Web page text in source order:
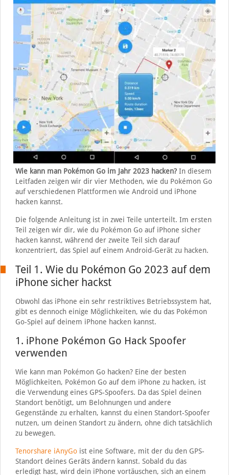
Wie kann man Pokémon Go im Jahr 2023 hacken?In diesem
Leitfaden zeigen wir dir vier Methoden, wie du Pokémon Go
auf verschiedenen Plattformen wie Android und iPhone
hacken kannst.
Die folgende Anleitung ist in zwei Teile unterteilt. Im ersten
Teil zeigen wir dir, wie du Pokémon Go auf iPhone sicher
hacken kannst, während der zweite Teil sich darauf
konzentriert, das Spiel auf einem Android-Gerät zu hacken.
Teil 1. Wie du Pokémon Go 2023 auf dem
iPhone sicher hackst
Obwohl das iPhone ein sehr restriktives Betriebssystem hat,
gibt es dennoch einige Möglichkeiten, wie du das Pokémon
Go-Spiel auf deinem iPhone hacken kannst.
1. iPhone Pokémon Go Hack Spoofer
verwenden
Wie kann man Pokémon Go hacken? Eine der besten
Möglichkeiten, Pokémon Go auf dem iPhone zu hacken, ist
die Verwendung eines GPS-Spoofers. Da das Spiel deinen
Standort benötigt, um Belohnungen und andere
Gegenstände zu erhalten, kannst du einen Standort-Spoofer
nutzen, um deinen Standort zu ändern, ohne dich tatsächlich
zu bewegen.
Tenorshare iAnyGoist eine Software, mit der du den GPS-
Standort deines Geräts ändern kannst. Sobald du das
erledigt hast, wird dein iPhone vortäuschen, sich an einem